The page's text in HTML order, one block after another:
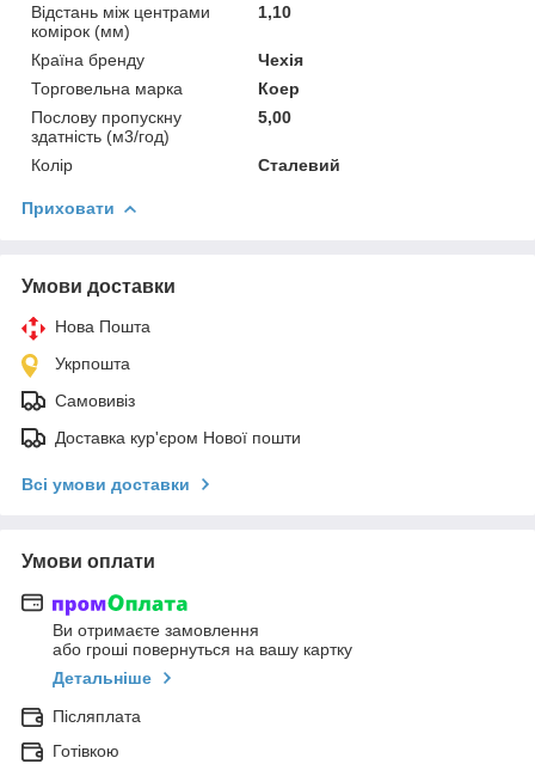
Відстань між центрами
комірок (мм)
1,10
Країна бренду
Чехія
Торговельна марка
Коер
Послову пропускну
здатність (м3/год)
5,00
Колір Сталевий
Приховати
Умови доставки
Нова Пошта
Укрпошта
Самовивіз
Доставка кур'єром Нової пошти
Всі умови доставки
Умови оплати
Ви отримаєте замовлення
або гроші повернуться на вашу картку
Детальніше
Післяплата
Готівкою